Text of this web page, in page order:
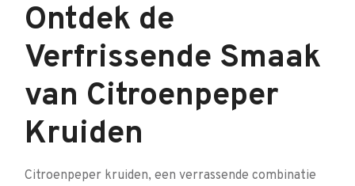
Ontdek de
Verfrissende Smaak
van Citroenpeper
Kruiden
Citroenpeper kruiden, een verrassende combinatie